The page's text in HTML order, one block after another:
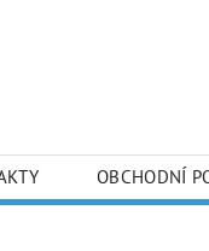
OBCHODNÍ